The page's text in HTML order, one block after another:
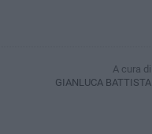
A cura di
GIANLUCA BATTISTA